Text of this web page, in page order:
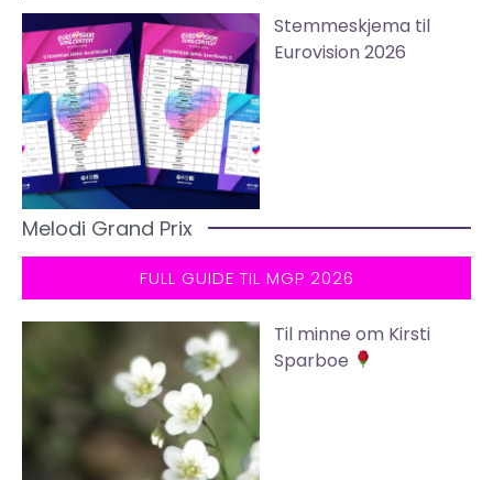
Stemmeskjema til
Eurovision 2026
Melodi Grand Prix
FULL GUIDE TIL MGP 2026
Til minne om Kirsti
Sparboe